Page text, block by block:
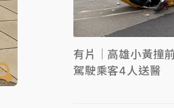
有片｜高雄小黃撞
駕駛乘客4人送醫